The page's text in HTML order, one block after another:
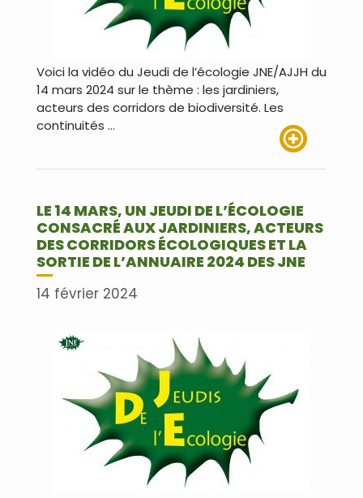
Voici la vidéo du Jeudi de l’écologie JNE/AJJH du
14 mars 2024 sur le thème : les jardiniers,
acteurs des corridors de biodiversité. Les
continuités …
LE 14 MARS, UN JEUDI DE L’ÉCOLOGIE
CONSACRÉ AUX JARDINIERS, ACTEURS
DES CORRIDORS ÉCOLOGIQUES ET LA
SORTIE DE L’ANNUAIRE 2024 DES JNE
14 février 2024